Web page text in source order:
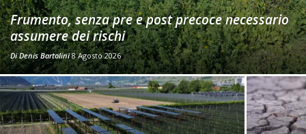
Frumento, senza pre e post precoce necessario
assumere dei rischi
DiDenis Bartolini 8 Agosto 2026